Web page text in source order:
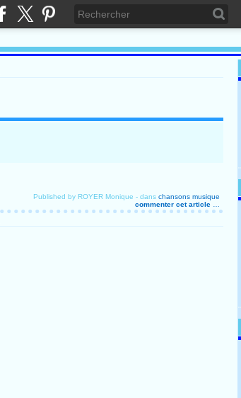
Published by ROYER Monique -dans chansons musique
commenter cet article